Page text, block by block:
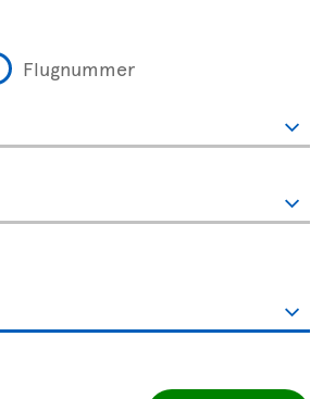
Flugnummer